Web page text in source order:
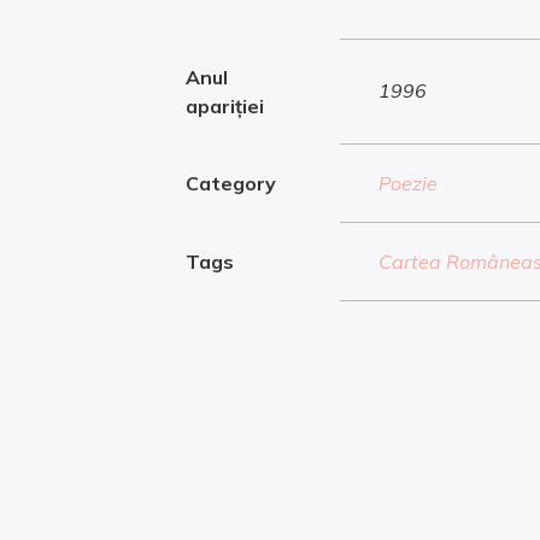
Anul
apariției
1996
Category Poezie
Tags Cartea